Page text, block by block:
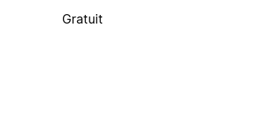
Gratuit